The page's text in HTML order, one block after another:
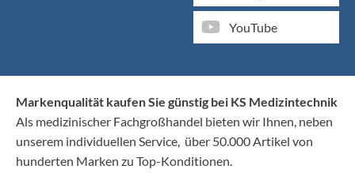
YouTube
Markenqualität kaufen Sie günstig bei KS Medizintechnik
Als medizinischer Fachgroßhandel bieten wir Ihnen, neben
unserem individuellen Service, über 50.000 Artikel von
hunderten Marken zu Top-Konditionen.